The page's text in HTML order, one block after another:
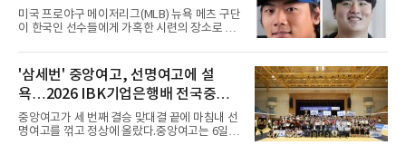
미 귀국, 배지환은 미국 잔류할 듯
미국 프로야구 메이저리그(MLB) 뉴욕 메츠 구단
이 한국인 선수들에게 가혹한 시련의 장소로 전
대형 유망주로 기대를 모았던 투수 심준석에 이
어, 빅리그 경력을 지닌 내외야수 배지환까지 연
달아 뉴욕 메츠 산하 마이너리그에서 방출 통보
를 받는 아픔을 겪었다. 두 선수의 동반 이탈은
메츠 구단이 유독 한국 선수들에게 '기회의 땅'이
아닌 '무덤'처럼 작용하고 있음을 방증하고 있다.
고교 시절 시속 160km에 달하는 강속구로 큰 스
'삼세번' 중앙여고, 선명여고에 설
욕…2026 IBK기업은행배 전국중고
배구대회 우승
중앙여고가 세 번째 결승 맞대결 끝에 마침내 선
명여고를 꺾고 정상에 올랐다.중앙여고는 6일